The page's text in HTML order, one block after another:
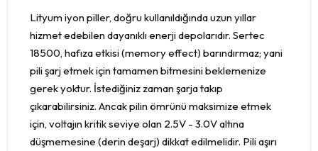
Lityum iyon piller, doğru kullanıldığında uzun yıllar
hizmet edebilen dayanıklı enerji depolarıdır. Sertec
18500, hafıza etkisi (memory effect) barındırmaz; yani
pili şarj etmek için tamamen bitmesini beklemenize
gerek yoktur. İstediğiniz zaman şarja takıp
çıkarabilirsiniz. Ancak pilin ömrünü maksimize etmek
için, voltajın kritik seviye olan 2.5V - 3.0V altına
düşmemesine (derin deşarj) dikkat edilmelidir. Pili aşırı